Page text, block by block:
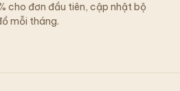
cho đơn đầu tiên, cập nhật bộ
mỗi tháng.